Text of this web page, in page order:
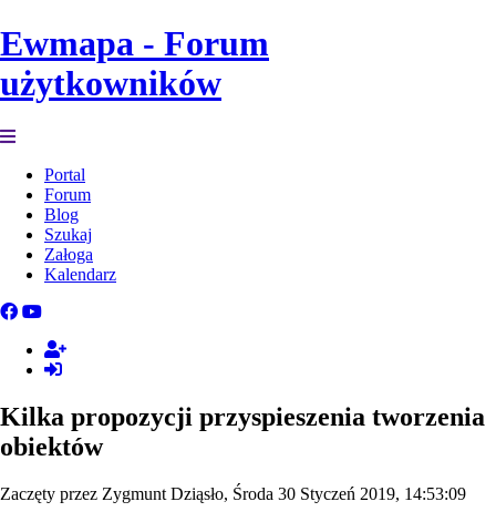
Ewmapa - Forum
użytkowników
Portal
Forum
Blog
Szukaj
Załoga
Kalendarz
Kilka propozycji przyspieszenia tworzenia
obiektów
Zaczęty przez Zygmunt Dziąsło, Środa 30 Styczeń 2019, 14:53:09